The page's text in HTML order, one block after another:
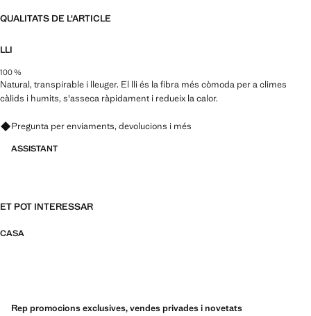
QUALITATS DE L'ARTICLE
LLI
100 %
Natural, transpirable i lleuger. El lli és la fibra més còmoda per a climes
càlids i humits, s'asseca ràpidament i redueix la calor.
Pregunta per enviaments, devolucions i més
ASSISTANT
ET POT INTERESSAR
CASA
Rep promocions exclusives, vendes privades i novetats